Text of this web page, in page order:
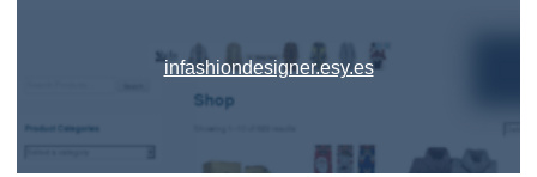
infashiondesigner.esy.es